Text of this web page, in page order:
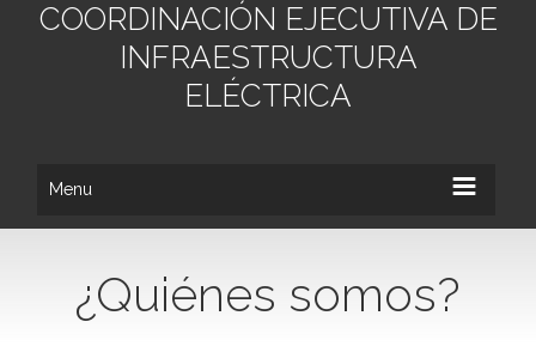
COORDINACIÓN EJECUTIVA DE
INFRAESTRUCTURA
ELÉCTRICA
Menu
¿Quiénes somos?